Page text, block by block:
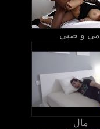
أمي و صبي
مال